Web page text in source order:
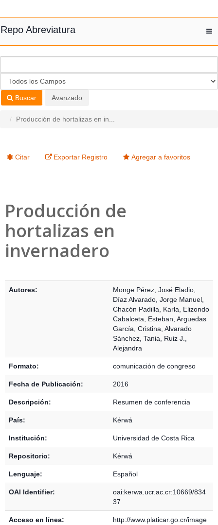
Repo Abreviatura
Buscar Avanzado
Producción de hortalizas en in...
Citar Exportar Registro Agregar a favoritos
Producción de
hortalizas en
invernadero
Autores: Monge Pérez, José Eladio
Díaz Alvarado, Jorge Manuel
Chacón Padilla, Karla
Elizondo
Cabalceta, Esteban Arguedas
García, Cristina Alvarado
Sánchez, Tania
Ruiz J.,
Alejandra
Formato: comunicación de congreso
Fecha de Publicación: 2016
Descripción: Resumen de conferencia
País: Kérwá
Institución: Universidad de Costa Rica
Repositorio: Kérwá
Lenguaje: Español
OAI Identifier:
oai:kerwa.ucr.ac.cr:10669/834
37
Acceso en línea:
http://www.platicar.go.cr/image